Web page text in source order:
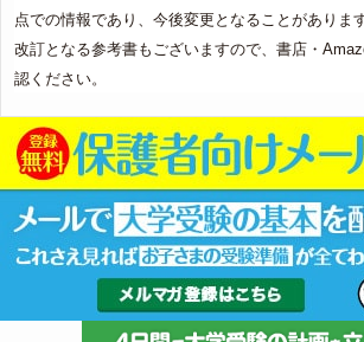
点での情報であり、今後変更となることがありま
改訂となる参考書もございますので、書店・
認ください。